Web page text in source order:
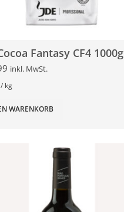
Fantasy CF4 1000g
inkl. MwSt.
/ kg
WARENKORB